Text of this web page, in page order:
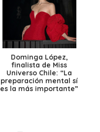
Dominga López,
finalista de Miss
Universo Chile: “La
preparación mental sí
es la más importante”